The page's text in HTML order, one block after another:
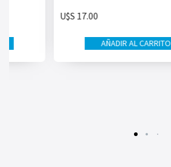
U$S 17.00
AÑADIR AL CARRITO